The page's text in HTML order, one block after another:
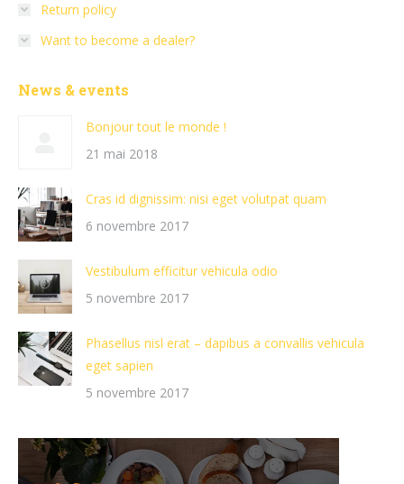
Return policy
Want to become a dealer?
News & events
Bonjour tout le monde !
21 mai 2018
Cras id dignissim: nisi eget volutpat quam
6 novembre 2017
Vestibulum efficitur vehicula odio
5 novembre 2017
Phasellus nisl erat – dapibus a convallis vehicula
eget sapien
5 novembre 2017